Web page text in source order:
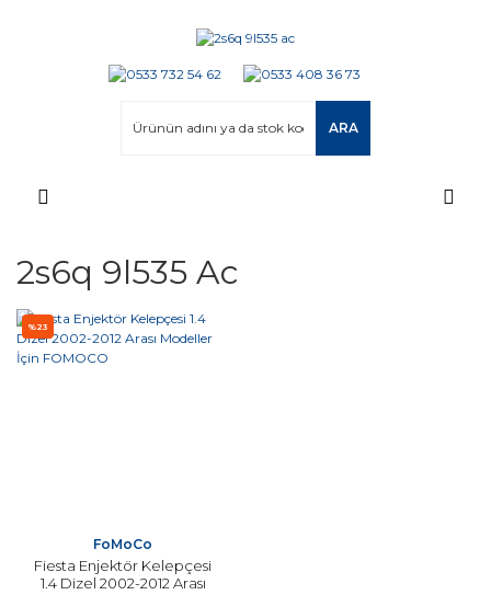
ARA
2s6q 9l535 Ac
%23
FoMoCo
Fiesta Enjektör Kelepçesi
1.4 Dizel 2002-2012 Arası